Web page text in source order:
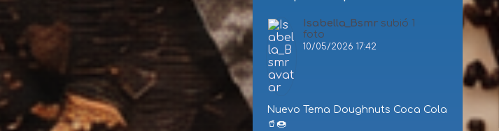
Isabella_Bsmr subió 1
foto
10/05/2026 17:42
Nuevo Tema Doughnuts Coca Cola
🥤🍩